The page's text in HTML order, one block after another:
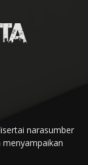
narasumber